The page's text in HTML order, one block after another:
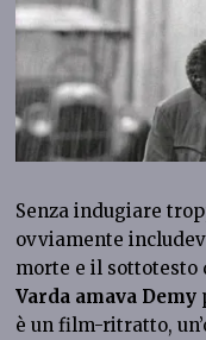
Senza indugiare
ovviamente
morte e il sottotesto
Varda amava Demy
è un film-ritratto,